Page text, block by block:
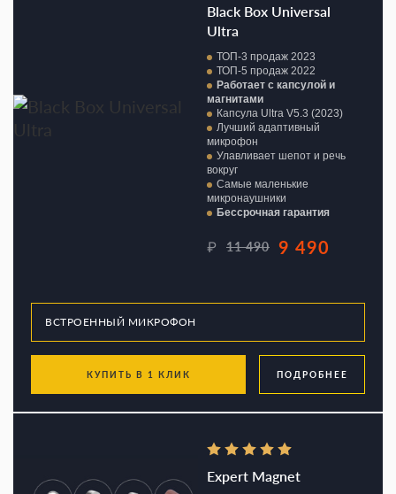
Black Box Universal
Ultra
ТОП-3 продаж 2023
ТОП-5 продаж 2022
Работает с капсулой и
магнитами
Капсула Ultra V5.3 (2023)
Лучший адаптивный
микрофон
Улавливает шепот и речь
вокруг
Самые маленькие
микронаушники
Бессрочная гарантия
₽ 11 490 9 490
КУПИТЬ В 1 КЛИК ПОДРОБНЕЕ
Expert Magnet